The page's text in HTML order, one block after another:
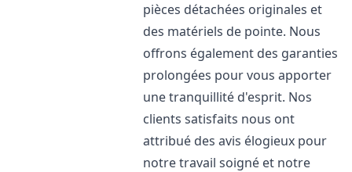
pièces détachées originales et
des matériels de pointe. Nous
offrons également des garanties
prolongées pour vous apporter
une tranquillité d'esprit. Nos
clients satisfaits nous ont
attribué des avis élogieux pour
notre travail soigné et notre